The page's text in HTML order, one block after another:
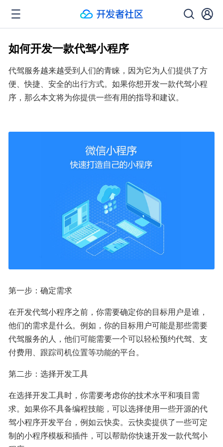
如何开发一款代驾小程序
代驾服务越来越受到人们的青睐，因为它为人们提供了方
便、快捷、安全的出行方式。如果你想开发一款代驾小程
序，那么本文将为你提供一些有用的指导和建议。
第一步：确定需求
在开发代驾小程序之前，你需要确定你的目标用户是谁，
他们的需求是什么。例如，你的目标用户可能是那些需要
代驾服务的人，他们可能需要一个可以轻松预约代驾、支
付费用、跟踪司机位置等功能的平台。
第二步：选择开发工具
在选择开发工具时，你需要考虑你的技术水平和项目需
求。如果你不具备编程技能，可以选择使用一些开源的代
驾小程序开发平台，例如云快卖。云快卖提供了一些可定
制的小程序模板和插件，可以帮助你快速开发一款代驾小